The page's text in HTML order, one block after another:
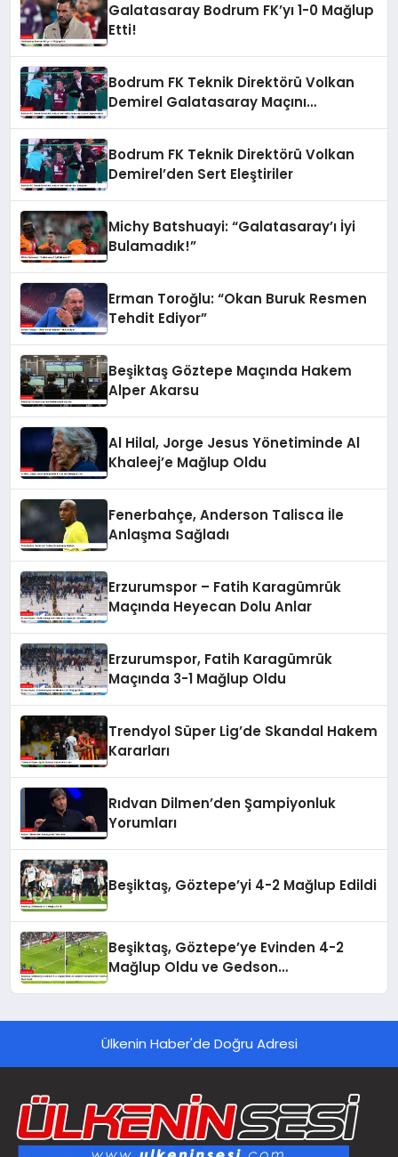
Galatasaray Bodrum FK’yı 1-0 Mağlup
Etti!
Bodrum FK Teknik Direktörü Volkan
Demirel Galatasaray Maçını
Bodrum FK Teknik Direktörü Volkan
Demirel’den Sert Eleştiriler
Michy Batshuayi: “Galatasaray’ı İyi
Bulamadık!”
Erman Toroğlu: “Okan Buruk Resmen
Tehdit Ediyor”
Beşiktaş Göztepe Maçında Hakem
Alper Akarsu
Al Hilal, Jorge Jesus Yönetiminde Al
Khaleej’e Mağlup Oldu
Fenerbahçe, Anderson Talisca İle
Anlaşma Sağladı
Erzurumspor – Fatih Karagümrük
Maçında Heyecan Dolu Anlar
Erzurumspor, Fatih Karagümrük
Maçında 3-1 Mağlup Oldu
Trendyol Süper Lig’de Skandal Hakem
Kararları
Rıdvan Dilmen’den Şampiyonluk
Yorumları
Beşiktaş, Göztepe’yi 4-2 Mağlup Edildi
Beşiktaş, Göztepe’ye Evinden 4-2
Mağlup Oldu ve Gedson
Ülkenin Haber'de Doğru Adresi